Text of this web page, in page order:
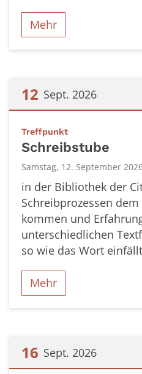
Mehr
12 Sept. 2026
Treffpunkt:
Schreibstube
Samstag, 12. September
in der Bibliothek der
Schreibprozessen
kommen und
unterschiedlichen
so wie das Wort
Mehr
16 Sept. 2026